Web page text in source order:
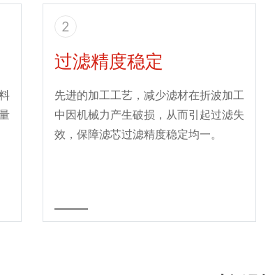
2
过滤精度稳定
先进的加工工艺，减少滤材在折波加工
中因机械力产生破损，从而引起过滤失
效，保障滤芯过滤精度稳定均一。